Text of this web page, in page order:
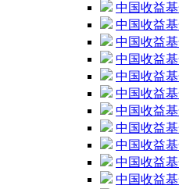
中国收益
中国收益
中国收益
中国收益
中国收益
中国收益
中国收益
中国收益
中国收益
中国收益
中国收益